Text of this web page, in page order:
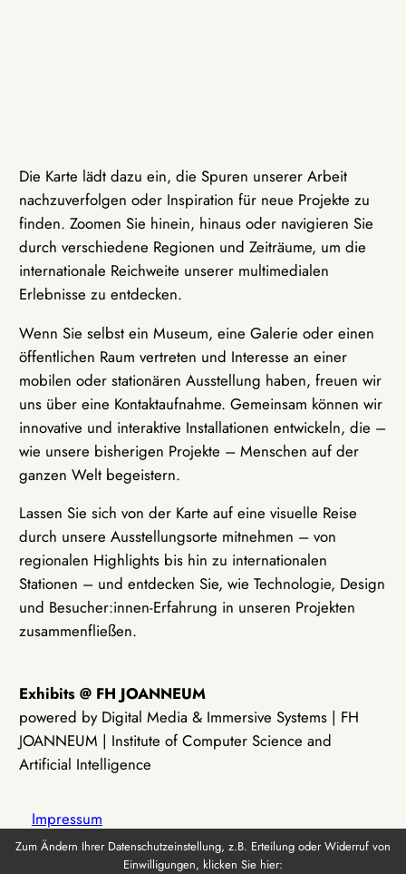
Die Karte lädt dazu ein, die Spuren unserer Arbeit
nachzuverfolgen oder Inspiration für neue Projekte zu
finden. Zoomen Sie hinein, hinaus oder navigieren Sie
durch verschiedene Regionen und Zeiträume, um die
internationale Reichweite unserer multimedialen
Erlebnisse zu entdecken.
Wenn Sie selbst ein Museum, eine Galerie oder einen
öffentlichen Raum vertreten und Interesse an einer
mobilen oder stationären Ausstellung haben, freuen wir
uns über eine Kontaktaufnahme. Gemeinsam können wir
innovative und interaktive Installationen entwickeln, die –
wie unsere bisherigen Projekte – Menschen auf der
ganzen Welt begeistern.
Lassen Sie sich von der Karte auf eine visuelle Reise
durch unsere Ausstellungsorte mitnehmen – von
regionalen Highlights bis hin zu internationalen
Stationen – und entdecken Sie, wie Technologie, Design
und Besucher:innen-Erfahrung in unseren Projekten
zusammenfließen.
Exhibits @ FH JOANNEUM
powered by Digital Media & Immersive Systems | FH
JOANNEUM | Institute of Computer Science and
Artificial Intelligence
Impressum
Zum Ändern Ihrer Datenschutzeinstellung, z.B. Erteilung oder Widerruf von
Einwilligungen, klicken Sie hier: